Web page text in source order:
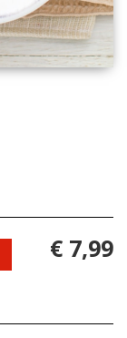
€ 7,99